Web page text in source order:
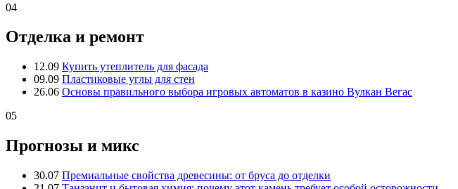
04
Отделка и ремонт
12.09 Купить утеплитель для фасада
09.09 Пластиковые углы для стен
26.06 Основы правильного выбора игровых автоматов в казино Вулкан Вегас
05
Прогнозы и микс
30.07 Премиальные свойства древесины: от бруса до отделки